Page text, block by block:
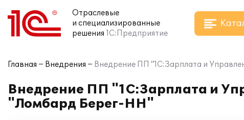
Отраслевые
и специализированные
решения 1С:Предприятие
Главная Внедрения Внедрение ПП "1С:Зарплата и
Внедрение ПП "1С:Зарплата и
"Ломбард Берег-НН"